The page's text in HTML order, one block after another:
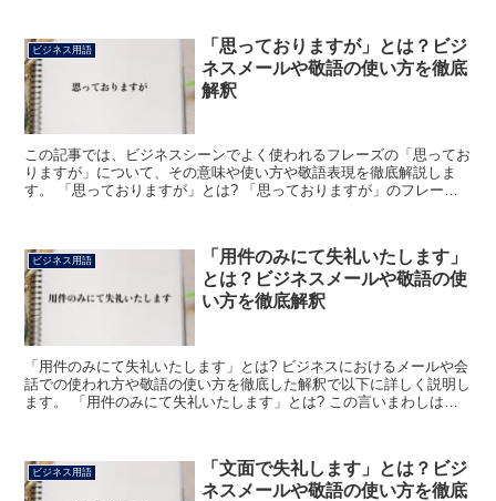
ビジネス用語
「思っておりますが」とは？ビジ
ネスメールや敬語の使い方を徹底
解釈
この記事では、ビジネスシーンでよく使われるフレーズの「思ってお
りますが」について、その意味や使い方や敬語表現を徹底解説しま
す。 「思っておりますが」とは? 「思っておりますが」のフレーズ
ビジネス用語
「用件のみにて失礼いたします」
とは？ビジネスメールや敬語の使
い方を徹底解釈
「用件のみにて失礼いたします」とは? ビジネスにおけるメールや会
話での使われ方や敬語の使い方を徹底した解釈で以下に詳しく説明し
ます。 「用件のみにて失礼いたします」とは? この言いまわしはビ
ビジネス用語
「文面で失礼します」とは？ビジ
ネスメールや敬語の使い方を徹底